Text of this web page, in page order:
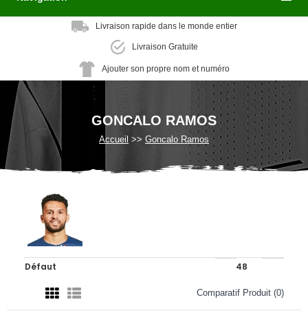
Livraison rapide dans le monde entier
Livraison Gratuite
Ajouter son propre nom et numéro
GONCALO RAMOS
Accueil Goncalo Ramos
Comparatif Produit (0)